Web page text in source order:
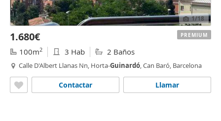
1/18
1.680€
100m2 3 Hab 2 Baños
Calle D'Albert Llanas Nn, Horta-Guinardó, Can Baró, Barcelona
Llamar
Contactar
PREMIUM